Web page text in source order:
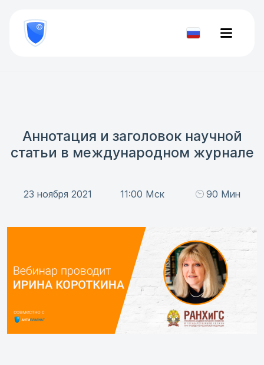
800
777-
81-Проверить
Аннотация и заголовок научной
статьи в международном журнале
23 ноября 2021 11:00 Мск 90 Мин